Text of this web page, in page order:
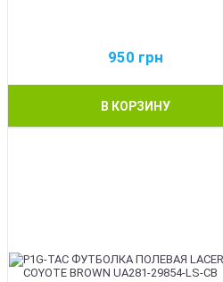
950 грн
В КОРЗИНУ